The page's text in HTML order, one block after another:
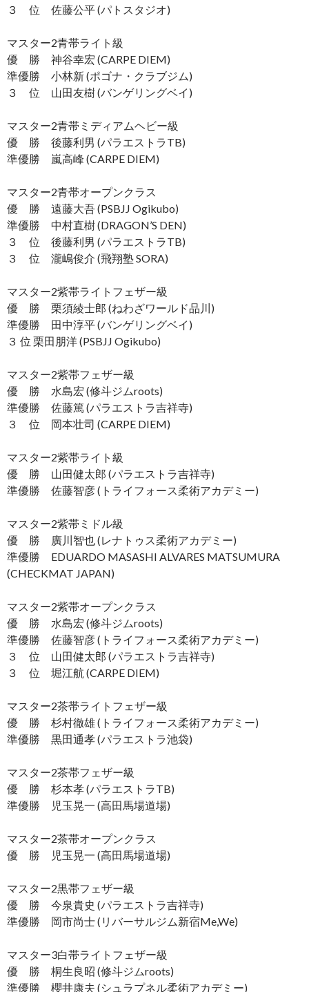
３ 位 佐藤公平 (パトスタジオ)
マスター2青帯ライト級
優 勝 神谷幸宏 (CARPE DIEM)
準優勝 小林新 (ポゴナ・クラブジム)
３ 位 山田友樹 (バンゲリングベイ)
マスター2青帯ミディアムヘビー級
優 勝 後藤利男 (パラエストラTB)
準優勝 嵐高峰 (CARPE DIEM)
マスター2青帯オープンクラス
優 勝 遠藤大吾 (PSBJJ Ogikubo)
準優勝 中村直樹 (DRAGON’S DEN)
３ 位 後藤利男 (パラエストラTB)
３ 位 瀧嶋俊介 (飛翔塾 SORA)
マスター2紫帯ライトフェザー級
優 勝 栗須綾士郎 (ねわざワールド品川)
準優勝 田中淳平 (バンゲリングベイ)
３ 位 栗田朋洋 (PSBJJ Ogikubo)
マスター2紫帯フェザー級
優 勝 水島宏 (修斗ジムroots)
準優勝 佐藤篤 (パラエストラ吉祥寺)
３ 位 岡本壮司 (CARPE DIEM)
マスター2紫帯ライト級
優 勝 山田健太郎 (パラエストラ吉祥寺)
準優勝 佐藤智彦 (トライフォース柔術アカデミー)
マスター2紫帯ミドル級
優 勝 廣川智也 (レナトゥス柔術アカデミー)
準優勝 EDUARDO MASASHI ALVARES MATSUMURA
(CHECKMAT JAPAN)
マスター2紫帯オープンクラス
優 勝 水島宏 (修斗ジムroots)
準優勝 佐藤智彦 (トライフォース柔術アカデミー)
３ 位 山田健太郎 (パラエストラ吉祥寺)
３ 位 堀江航 (CARPE DIEM)
マスター2茶帯ライトフェザー級
優 勝 杉村徹雄 (トライフォース柔術アカデミー)
準優勝 黒田通孝 (パラエストラ池袋)
マスター2茶帯フェザー級
優 勝 杉本孝 (パラエストラTB)
準優勝 児玉晃一 (高田馬場道場)
マスター2茶帯オープンクラス
優 勝 児玉晃一 (高田馬場道場)
マスター2黒帯フェザー級
優 勝 今泉貴史 (パラエストラ吉祥寺)
準優勝 岡市尚士 (リバーサルジム新宿Me,We)
マスター3白帯ライトフェザー級
優 勝 桐生良昭 (修斗ジムroots)
準優勝 櫻井康夫 (シュラプネル柔術アカデミー)